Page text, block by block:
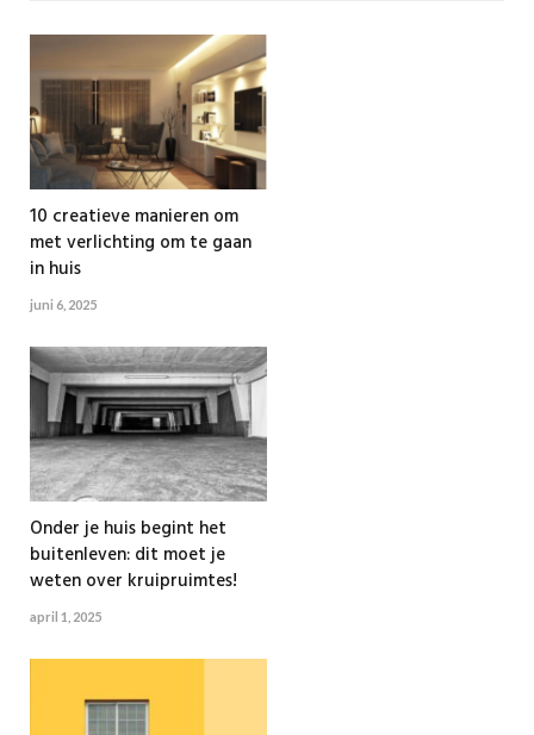
10 creatieve manieren om
met verlichting om te gaan
in huis
juni 6, 2025
Onder je huis begint het
buitenleven: dit moet je
weten over kruipruimtes!
april 1, 2025